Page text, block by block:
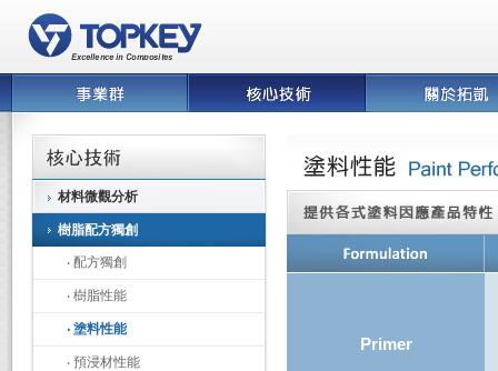
材料微觀分析
樹脂配方獨創
‧ 配方獨創
‧ 樹脂性能
‧ 塗料性能
‧ 預浸材性能
Primer